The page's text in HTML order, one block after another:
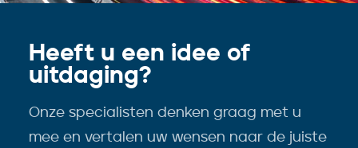
Heeft u een idee of
uitdaging?
Onze specialisten denken graag met u
mee en vertalen uw wensen naar de juiste